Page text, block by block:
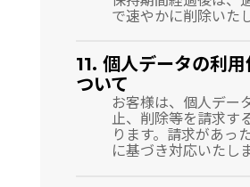
で速やかに削除いた
11. 個人データの利
ついて
お客様は、個人デー
止、削除等を請求す
ります。請求があっ
に基づき対応いたしま